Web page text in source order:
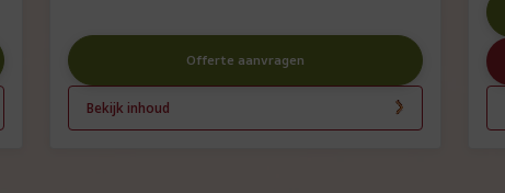
Offerte aanvragen
Bekijk inhoud